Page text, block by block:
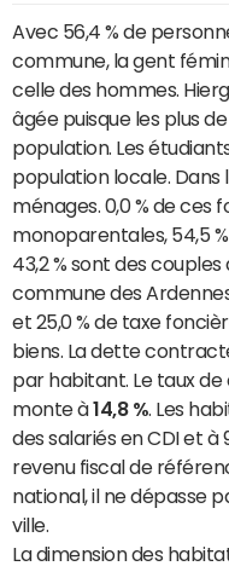
Avec 56,4 % de
commune, la gent
celle des hommes.
âgée puisque les plus
population. Les
population locale. Dans
ménages. 0,0 % de ces
monoparentales, 54,5
43,2 % sont des
commune des
et 25,0 % de taxe
biens. La dette
par habitant. Le taux
monte à14,8 % . Les
des salariés en CDI et à
revenu fiscal de
national, il ne dépasse
ville.
La dimension des